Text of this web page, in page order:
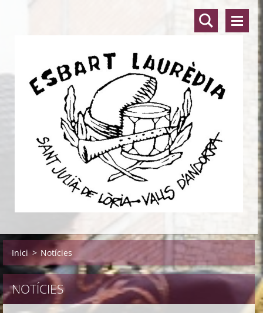
Inici > Notícies
NOTÍCIES